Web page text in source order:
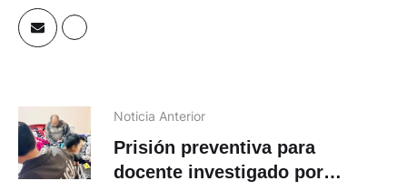
Noticia Anterior
Prisión preventiva para
docente investigado por